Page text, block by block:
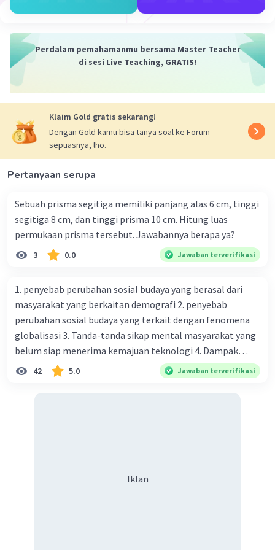
Perdalam pemahamanmu bersama Master Teacher
di sesi Live Teaching, GRATIS!
Klaim Gold gratis sekarang!
Dengan Gold kamu bisa tanya soal ke Forum
sepuasnya, lho.
Pertanyaan serupa
Sebuah prisma segitiga memiliki panjang alas 6 cm, tinggi
segitiga 8 cm, dan tinggi prisma 10 cm. Hitung luas
permukaan prisma tersebut. Jawabannya berapa ya?
3 0.0 Jawaban terverifikasi
1. penyebab perubahan sosial budaya yang berasal dari
masyarakat yang berkaitan demografi 2. penyebab
perubahan sosial budaya yang terkait dengan fenomena
globalisasi 3. Tanda-tanda sikap mental masyarakat yang
belum siap menerima kemajuan teknologi 4. Dampak
modernisasi dalam kehidupan sosial masyarakat 5.
Kegiatan manusia di bidang ekonomi yang menunjukkan
menganggap jika menjadi modern adalah mengikuti... 8.
42 5.0 Jawaban terverifikasi
Iklan